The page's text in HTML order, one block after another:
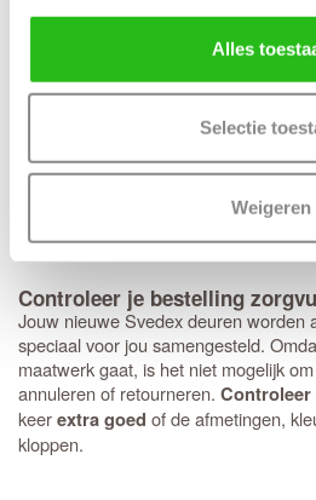
Alles
Selectie
Weigeren
ook voor andere merken kiezen. Heb
strakke look met minirozetten in
vierkant rozet? Dan bereiden we dit
Houd er wel rekening mee dat deze
met minirozet. Mooie bijpassende
Black on White-seriezijn de
Controleer je bestelling
Jouw nieuwe Svedex deuren worden
speciaal voor jou samengesteld.
maatwerk gaat, is het niet mogelijk
annuleren of retourneren. Controleer
keerextra goed of de afmetingen,
kloppen.